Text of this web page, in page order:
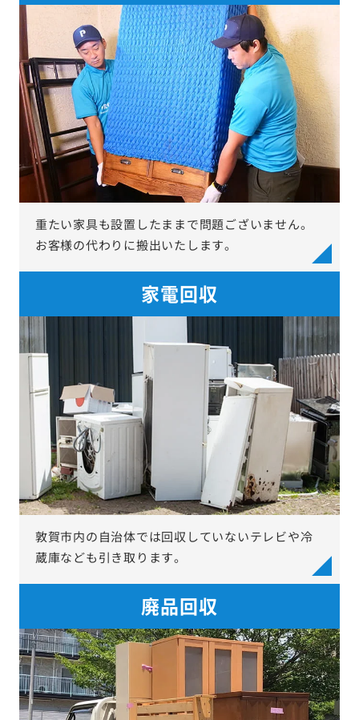
重たい家具も設置したままで問題ございません。
お客様の代わりに搬出いたします。
家電回収
敦賀市内の自治体では回収していないテレビや冷
蔵庫なども引き取ります。
廃品回収